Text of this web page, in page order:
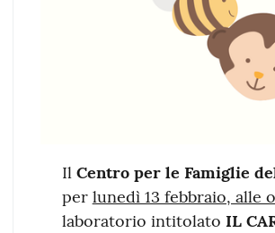
Contenuto
Il Centro per le Famiglie
per lunedì 13 febbraio, alle
laboratorio intitolato IL